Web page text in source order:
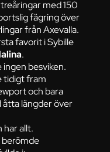
med 150
fägring över
från Axevalla.
favorit i Sybille
.
besviken.
tidigt fram
och bara
längder över
har allt.
berömde